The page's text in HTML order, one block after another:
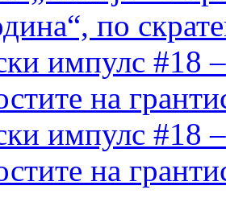
по
импулс #18
на
импулс #18
на